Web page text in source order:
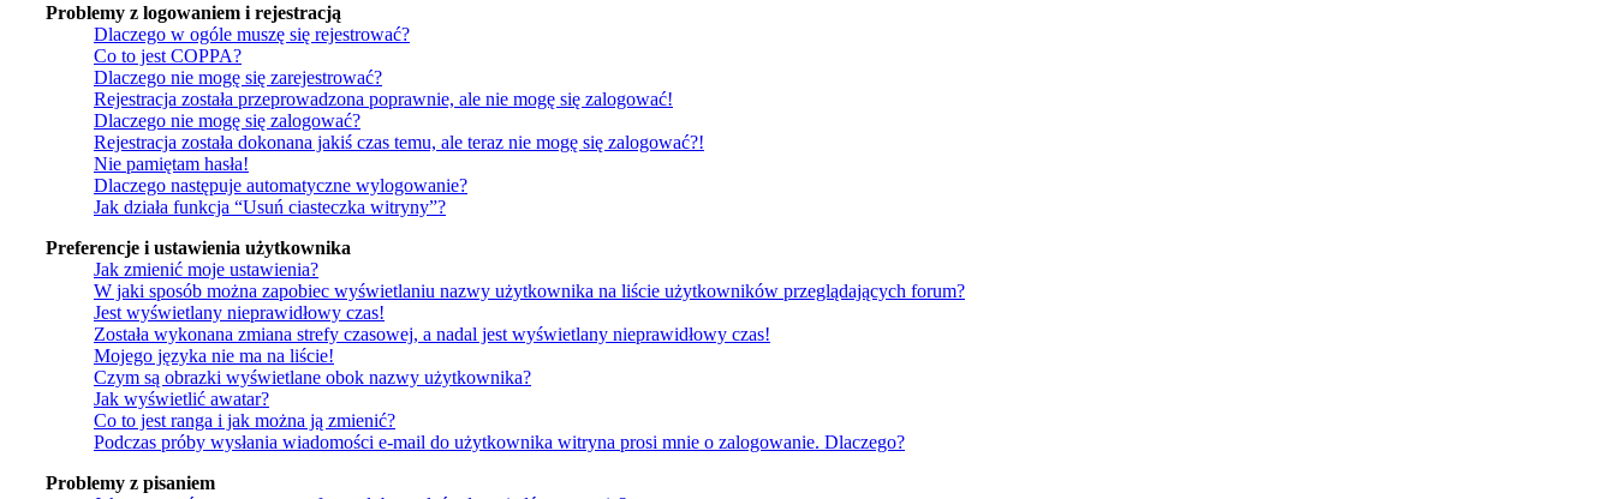
Problemy z logowaniem i rejestracją
Dlaczego w ogóle muszę się rejestrować?
Co to jest COPPA?
Dlaczego nie mogę się zarejestrować?
Rejestracja została przeprowadzona poprawnie, ale nie mogę się zalogować!
Dlaczego nie mogę się zalogować?
Rejestracja została dokonana jakiś czas temu, ale teraz nie mogę się zalogować?!
Nie pamiętam hasła!
Dlaczego następuje automatyczne wylogowanie?
Jak działa funkcja “Usuń ciasteczka witryny”?
Preferencje i ustawienia użytkownika
Jak zmienić moje ustawienia?
W jaki sposób można zapobiec wyświetlaniu nazwy użytkownika na liście użytkowników przeglądających forum?
Jest wyświetlany nieprawidłowy czas!
Została wykonana zmiana strefy czasowej, a nadal jest wyświetlany nieprawidłowy czas!
Mojego języka nie ma na liście!
Czym są obrazki wyświetlane obok nazwy użytkownika?
Jak wyświetlić awatar?
Co to jest ranga i jak można ją zmienić?
Podczas próby wysłania wiadomości e-mail do użytkownika witryna prosi mnie o zalogowanie. Dlaczego?
Problemy z pisaniem